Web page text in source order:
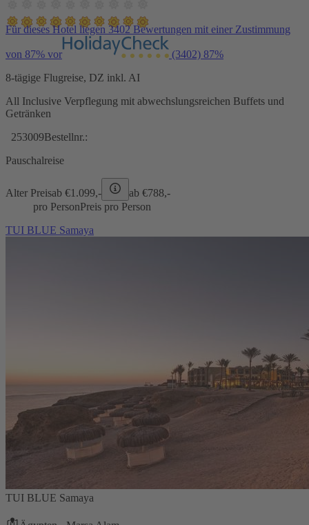
Für dieses Hotel liegen 3402 Bewertungen mit einer Zustimmung
von 87% vor (3402) 87%
8-tägige Flugreise, DZ inkl. AI
All Inclusive Verpflegung mit abwechslungsreichen Buffets und
Getränken
253009Bestellnr.:
Pauschalreise
Alter Preisab €1.099,- ab €788,-
pro PersonPreis pro Person
TUI BLUE Samaya
TUI BLUE Samaya